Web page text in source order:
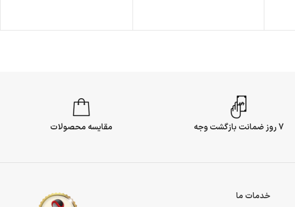
7 روز ضمانت بازگشت وجه مقایسه محصولات
خدمات ما